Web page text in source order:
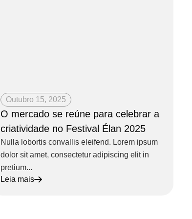
Outubro 15, 2025
O mercado se reúne para celebrar a
criatividade no Festival Élan 2025
Nulla lobortis convallis eleifend. Lorem ipsum
dolor sit amet, consectetur adipiscing elit in
pretium...
Leia mais